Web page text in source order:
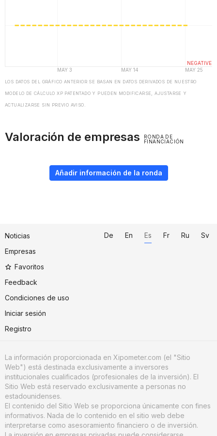
LOS DATOS DEL GRÁFICO ANTERIOR SE BASAN EN DATOS DERIVADOS DE NUESTRO
MODELO DE CÁLCULO XP PATENTADO Y PUEDEN MODIFICARSE, AJUSTARSE Y
ACTUALIZARSE SIN PREVIO AVISO.
Valoración de empresas
RONDA DE
FINANCIACIÓN
Añadir información de la ronda
Noticias
Empresas
Favoritos
Feedback
Condiciones de uso
Iniciar sesión
Registro
De En Es Fr Ru Sv
La información proporcionada en Xipometer.com (el "Sitio
Web") está destinada exclusivamente a inversores
institucionales cualificados (profesionales de la inversión). El
Sitio Web está reservado exclusivamente a personas no
estadounidenses.
El contenido del Sitio Web se proporciona únicamente con fines
informativos. Nada de lo contenido en el sitio web debe
interpretarse como asesoramiento financiero o de inversión.